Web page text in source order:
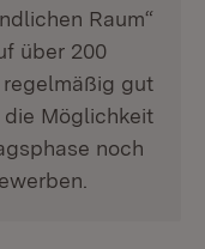
Raum“
über 200
gut
Möglichkeit
noch